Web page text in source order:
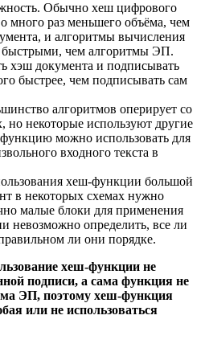
Обычно хеш цифрового
много раз меньшего объёма, чем
и алгоритмы вычисления
быстрыми, чем алгоритмы ЭП.
хэш документа и подписывать
быстрее, чем подписывать сам
алгоритмов оперирует со
но некоторые используют другие
можно использовать для
входного текста в
хеш-функции большой
в некоторых схемах нужно
малые блоки для применения
определить, все ли
ли они порядке.
хеш-функции не
подписи, а сама функция не
ЭП, поэтому хеш-функция
или не использоваться